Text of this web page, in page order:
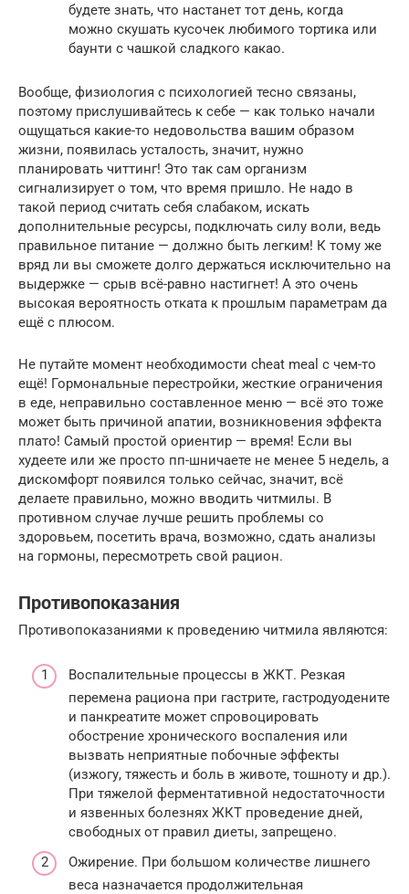
будете знать, что настанет тот день, когда
можно скушать кусочек любимого тортика или
баунти с чашкой сладкого какао.
Вообще, физиология с психологией тесно связаны,
поэтому прислушивайтесь к себе — как только начали
ощущаться какие-то недовольства вашим образом
жизни, появилась усталость, значит, нужно
планировать читтинг! Это так сам организм
сигнализирует о том, что время пришло. Не надо в
такой период считать себя слабаком, искать
дополнительные ресурсы, подключать силу воли, ведь
правильное питание — должно быть легким! К тому же
вряд ли вы сможете долго держаться исключительно на
выдержке — срыв всё-равно настигнет! А это очень
высокая вероятность отката к прошлым параметрам да
ещё с плюсом.
Не путайте момент необходимости сheat meal с чем-то
ещё! Гормональные перестройки, жесткие ограничения
в еде, неправильно составленное меню — всё это тоже
может быть причиной апатии, возникновения эффекта
плато! Самый простой ориентир — время! Если вы
худеете или же просто пп-шничаете не менее 5 недель, а
дискомфорт появился только сейчас, значит, всё
делаете правильно, можно вводить читмилы. В
противном случае лучше решить проблемы со
здоровьем, посетить врача, возможно, сдать анализы
на гормоны, пересмотреть свой рацион.
Противопоказания
Противопоказаниями к проведению читмила являются:
Воспалительные процессы в ЖКТ. Резкая
перемена рациона при гастрите, гастродуодените
и панкреатите может спровоцировать
обострение хронического воспаления или
вызвать неприятные побочные эффекты
(изжогу, тяжесть и боль в животе, тошноту и др.).
При тяжелой ферментативной недостаточности
и язвенных болезнях ЖКТ проведение дней,
свободных от правил диеты, запрещено.
Ожирение. При большом количестве лишнего
веса назначается продолжительная